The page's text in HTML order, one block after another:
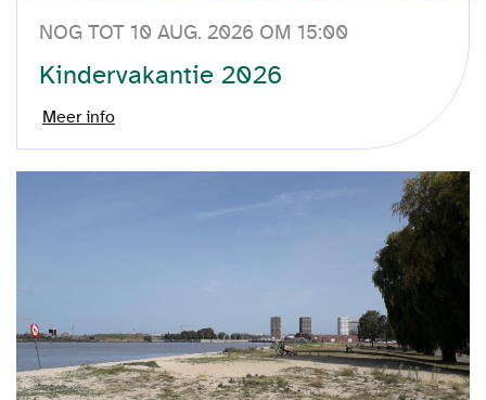
NOG TOT 10 AUG. 2026 OM 15:00
Kindervakantie 2026
Meer info